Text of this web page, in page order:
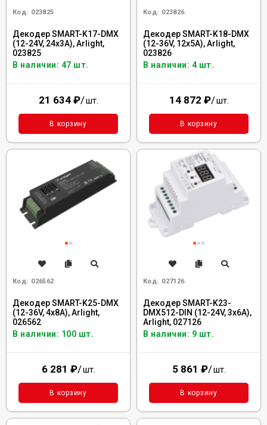
Код: 023825
Декодер SMART-K17-DMX
(12-24V, 24x3A), Arlight,
023825
В наличии: 47 шт.
21 634 ₽/шт.
В корзину
Код: 023826
Декодер SMART-K18-DMX
(12-36V, 12x5A), Arlight,
023826
В наличии: 4 шт.
14 872 ₽/шт.
В корзину
Код: 026562
Декодер SMART-K25-DMX
(12-36V, 4x8A), Arlight,
026562
В наличии: 100 шт.
6 281 ₽/шт.
В корзину
Код: 027126
Декодер SMART-K23-
DMX512-DIN (12-24V, 3x6A),
Arlight, 027126
В наличии: 9 шт.
5 861 ₽/шт.
В корзину